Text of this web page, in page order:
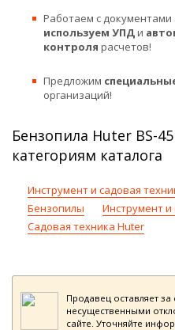
Работаем с
используем УПДи
контроля расчетов!
Предложим
организаций!
Бензопила Huter BS-
категориям каталога
Инструмент и садовая
Бензопилы
Инструмент и
Садовая техника Huter
Продавец оставляет
несущественными
сайте. Уточняйте